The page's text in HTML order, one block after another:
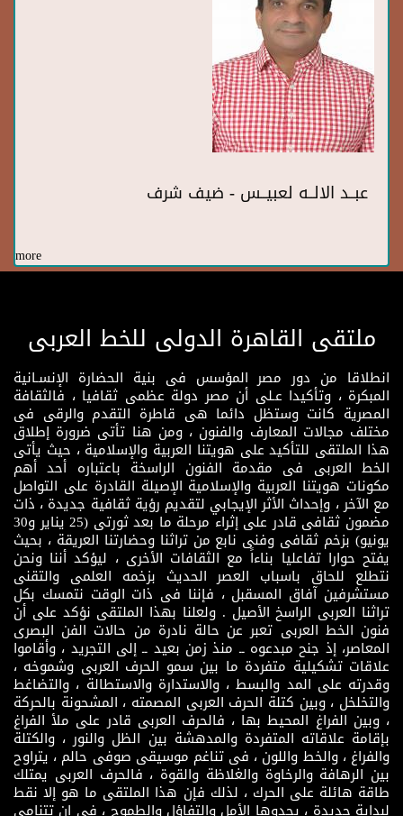
عبــد الالــه لعبيــس - ضيف شرف
more
ملتقى القاهرة الدولى للخط العربى
انطلاقا من دور مصر المؤسس فى بنية الحضارة الإنسـانية
المبكرة ، وتأكيدا عـلى أن مصر دولة عظمى ثقافيا ، فالثقافة
المصرية كانت وستظل دائما هى قاطرة التقدم والرقى فى
مختلف مجالات المعارف والفنون ، ومن هنا تأتى ضرورة إطلاق
هذا الملتقى للتأكيد على هويتنا العربية والإسلامية ، حيث يأتى
الخط العربى فى مقدمة الفنون الراسخة باعتباره أحد أهم
مكونات هويتنا العربية والإسلامية الإصيلة القادرة على التواصل
مع الآخر ، وإحداث الأثر الإيجابي لتقديم رؤية ثقافية جديدة ، ذات
مضمون ثقافى قادر على إثراء مرحلة ما بعد ثورتى (25 يناير و30
يونيو) بزخم ثقافى وفنى نابع من تراثنا وحضارتنا العريقة ، بحيث
يفتح حوارا تفاعليا بناءاً مع الثقافات الأخرى ، ليؤكد أننا ونحن
نتطلع للحاق باسباب العصر الحديث بزخمه العلمى والتقنى
مستشرفين آفاق المسقبل ، فإننا فى ذات الوقت نتمسك بكل
تراثنا العربى الراسخ الأصيل . ولعلنا بهذا الملتقى نؤكد على أن
فنون الخط العربى تعبر عن حالة نادرة من حالات الفن البصرى
المعاصر، إذ جنح مبدعوه ــ منذ زمن بعيد ــ إلى التجريد ، وأقاموا
علاقات تشكيلية متفردة ما بين سمو الحرف العربى وشموخه ،
وقدرته على المد والبسط ، والاستدارة والاستطالة ، والتضاغط
والتخلخل ، وبين كتلة الحرف العربى المصمته ، المشحونة بالحركة
، وبين الفراغ المحيط بها ، فالحرف العربى قادر على ملأ الفراغ
بإقامة علاقاته المتفردة والمدهشة بين الظل والنور ، والكتلة
والفراغ ، والخط واللون ، فى تناغم موسيقى صوفى حالم ، يتراوح
بين الرهافة والرخاوة والغلاظة والقوة ، فالحرف العربى يمتلك
طاقة هائلة على الحرك ، لذلك فإن هذا الملتقى ما هو إلا نقط
لبداية جديدة ، يحدوها الأمل والتفاؤل والطموح ، فى إن تتنامى